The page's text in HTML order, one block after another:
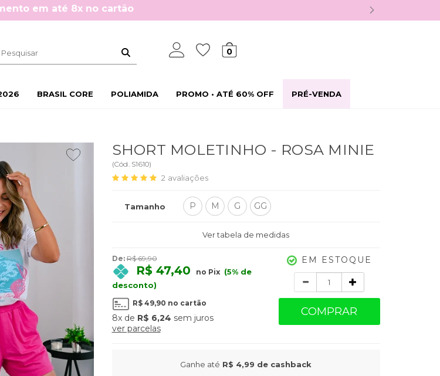
na primeira compra: BEMVINDA10
0
BRASIL CORE POLIAMIDA PROMO • ATÉ 60% OFF PRÉ-VENDA
SHORT MOLETINHO - ROSA MINIE
(Cód. S1610)
2 avaliações
Tamanho P M G GG
Ver tabela de medidas
De:R$ 69,90
R$ 47,40 no Pix (5% de
desconto)
R$ 49,90 no cartão
8xde R$ 6,24 sem juros
ver parcelas
EM ESTOQUE
COMPRAR
Ganhe até R$ 4,99 de cashback